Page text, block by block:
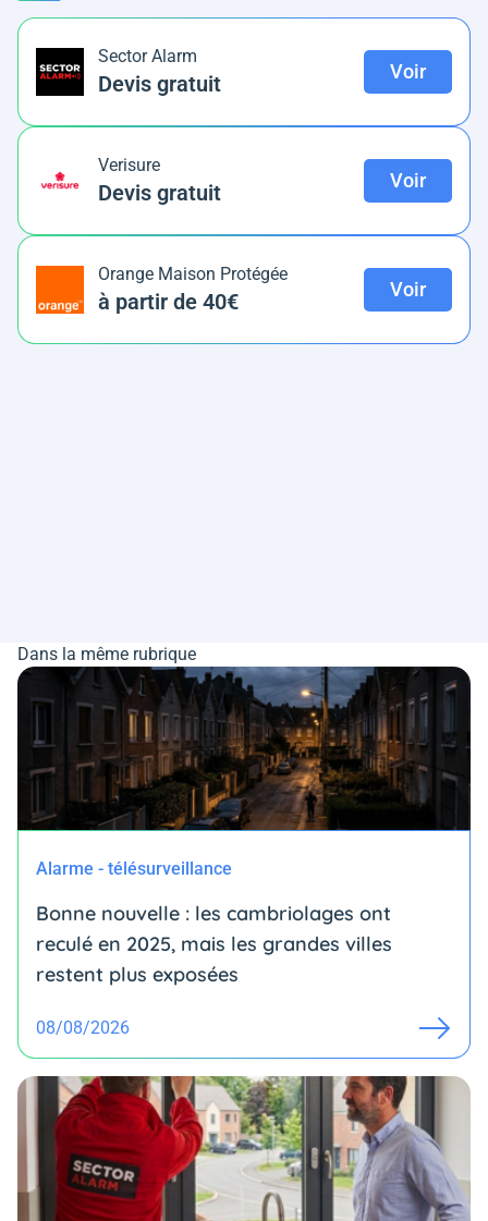
Sector Alarm
Devis gratuit Voir
Verisure
Devis gratuit Voir
Orange Maison Protégée
à partir de 40€ Voir
Dans la même rubrique
Alarme - télésurveillance
Bonne nouvelle : les cambriolages ont
reculé en 2025, mais les grandes villes
restent plus exposées
08/08/2026